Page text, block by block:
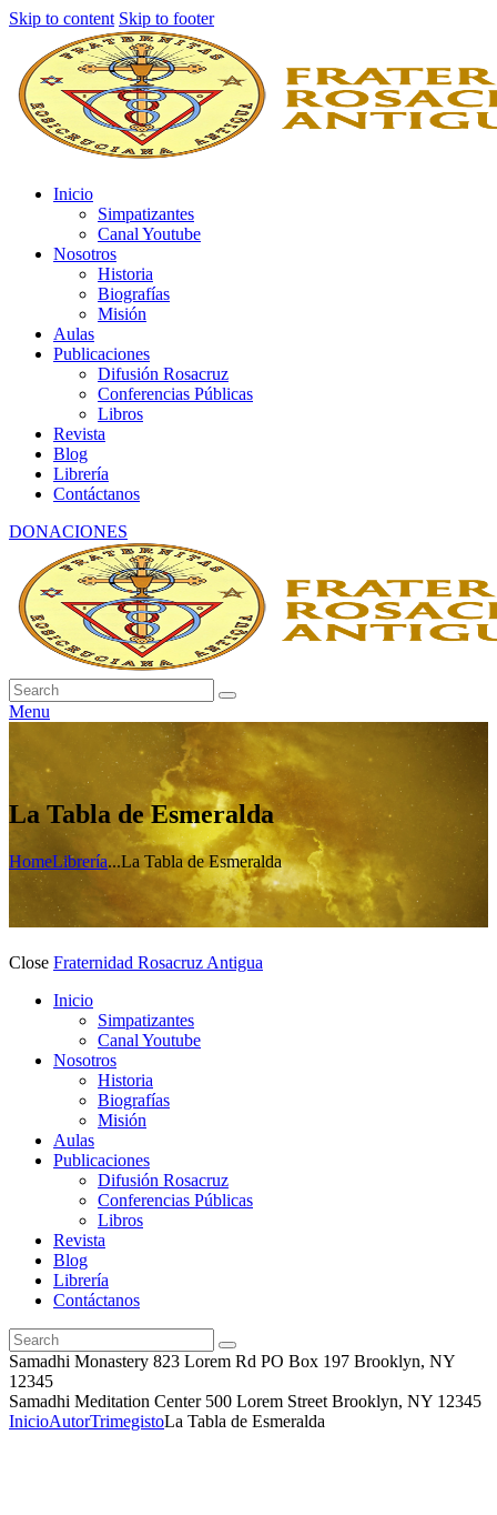
Skip to content Skip to footer
Inicio
Simpatizantes
Canal Youtube
Nosotros
Historia
Biografías
Misión
Aulas
Publicaciones
Difusión Rosacruz
Conferencias Públicas
Libros
Revista
Blog
Librería
Contáctanos
DONACIONES
Menu
La Tabla de Esmeralda
HomeLibrería...La Tabla de Esmeralda
Close Fraternidad Rosacruz Antigua
Inicio
Simpatizantes
Canal Youtube
Nosotros
Historia
Biografías
Misión
Aulas
Publicaciones
Difusión Rosacruz
Conferencias Públicas
Libros
Revista
Blog
Librería
Contáctanos
Samadhi Monastery 823 Lorem Rd PO Box 197 Brooklyn, NY
12345
Samadhi Meditation Center 500 Lorem Street Brooklyn, NY 12345
InicioAutorTrimegistoLa Tabla de Esmeralda